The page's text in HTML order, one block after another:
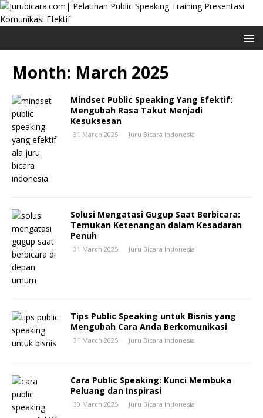
Month: March 2025
Mindset Public Speaking Yang Efektif:
Mengubah Rasa Takut Menjadi
Kesuksesan
31 March 2025 Juru Bicara Indonesia
Solusi Mengatasi Gugup Saat Berbicara:
Temukan Ketenangan dalam Kesadaran
Penuh
31 March 2025 Juru Bicara Indonesia
Tips Public Speaking untuk Bisnis yang
Mengubah Cara Anda Berkomunikasi
31 March 2025 Juru Bicara Indonesia
Cara Public Speaking: Kunci Membuka
Peluang dan Inspirasi
30 March 2025 Juru Bicara Indonesia